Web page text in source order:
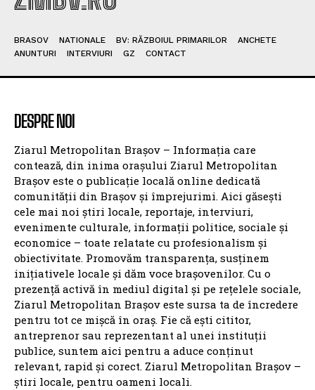
BRASOV NATIONALE BV: RĂZBOIUL PRIMARILOR
ANCHETE
ANUNTURI
INTERVIURI GZ CONTACT
DESPRE NOI
Ziarul Metropolitan Brașov – Informația care
contează, din inima orașului Ziarul Metropolitan
Brașov este o publicație locală online dedicată
comunității din Brașov și împrejurimi. Aici găsești
cele mai noi știri locale, reportaje, interviuri,
evenimente culturale, informații politice, sociale și
economice – toate relatate cu profesionalism și
obiectivitate. Promovăm transparența, susținem
inițiativele locale și dăm voce brașovenilor. Cu o
prezență activă în mediul digital și pe rețelele sociale,
Ziarul Metropolitan Brașov este sursa ta de încredere
pentru tot ce mișcă în oraș. Fie că ești cititor,
antreprenor sau reprezentant al unei instituții
publice, suntem aici pentru a aduce conținut
relevant, rapid și corect. Ziarul Metropolitan Brașov –
știri locale, pentru oameni locali.